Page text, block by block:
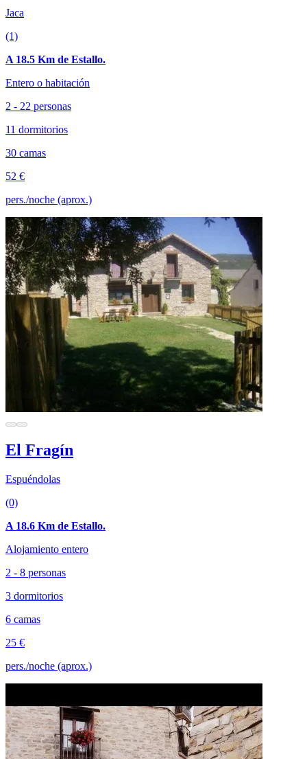
Jaca
(1)
A 18.5 Km de Estallo.
Entero o habitación
2 - 22 personas
11 dormitorios
30 camas
52 €
pers./noche (aprox.)
El Fragín
Espuéndolas
(0)
A 18.6 Km de Estallo.
Alojamiento entero
2 - 8 personas
3 dormitorios
6 camas
25 €
pers./noche (aprox.)